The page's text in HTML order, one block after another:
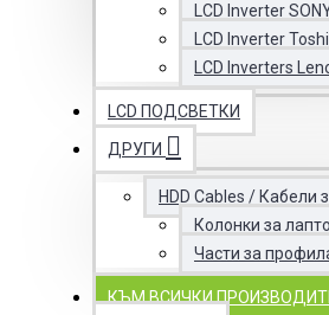
LCD Inverter
LCD Inverter
LCD Inverters
LCD ПОДСВЕТКИ
ДРУГИ
HDD Cables / Кабели
Колонки за
Части за
КЪМ ВСИЧКИ